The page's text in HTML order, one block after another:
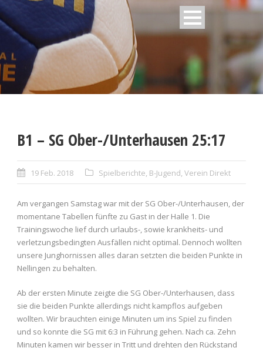
B1 – SG Ober-/Unterhausen 25:17
19 Feb. 2018 Spielberichte, B-Jugend, Verein Direkt
Am vergangen Samstag war mit der SG Ober-/Unterhausen, der
momentane Tabellen fünfte zu Gast in der Halle 1. Die
Trainingswoche lief durch urlaubs-, sowie krankheits- und
verletzungsbedingten Ausfällen nicht optimal. Dennoch wollten
unsere Junghornissen alles daran setzten die beiden Punkte in
Nellingen zu behalten.
Ab der ersten Minute zeigte die SG Ober-/Unterhausen, dass
sie die beiden Punkte allerdings nicht kampflos aufgeben
wollten. Wir brauchten einige Minuten um ins Spiel zu finden
und so konnte die SG mit 6:3 in Führung gehen. Nach ca. Zehn
Minuten kamen wir besser in Tritt und drehten den Rückstand